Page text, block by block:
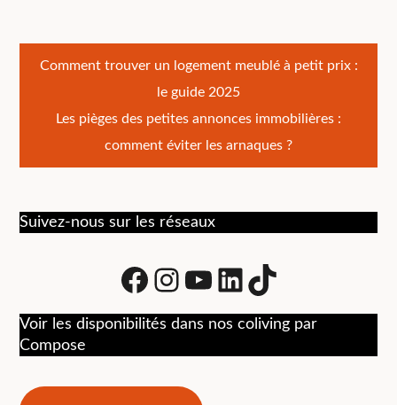
Navigation
de
l’article
Comment trouver un logement meublé à petit prix :
le guide 2025
Les pièges des petites annonces immobilières :
comment éviter les arnaques ?
Suivez-nous sur les réseaux
Facebook
Instagram
Youtube
LinkedIn
tiktok
Voir les disponibilités dans nos coliving par
Compose